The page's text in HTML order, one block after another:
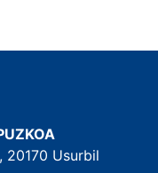
20170 Usurbil